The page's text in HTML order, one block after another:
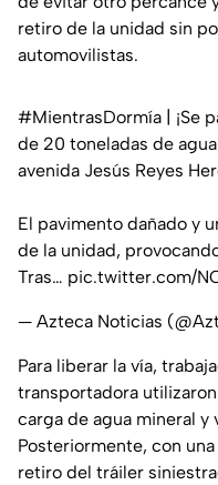
retiro de la unidad sin
automovilistas.
#MientrasDormía | ¡Se
de 20 toneladas de
avenida Jesús Reyes
El pavimento dañado y
de la unidad,
Tras… pic.twitter.com/
— Azteca Noticias
Para liberar la vía,
transportadora
carga de agua mineral y
Posteriormente, con
retiro del tráiler